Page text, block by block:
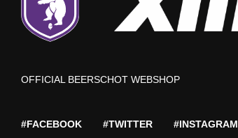
OFFICIAL BEERSCHOT WEBSHOP
#FACEBOOK #TWITTER #INSTAGRAM